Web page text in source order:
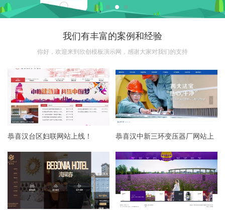
我们有丰富的案例和经验
你好，欢迎来到欣创模板演示网，感谢大家对我们的支持
恭喜汉台区妇联网站上线！
恭喜汉中新三环变压器厂网站上